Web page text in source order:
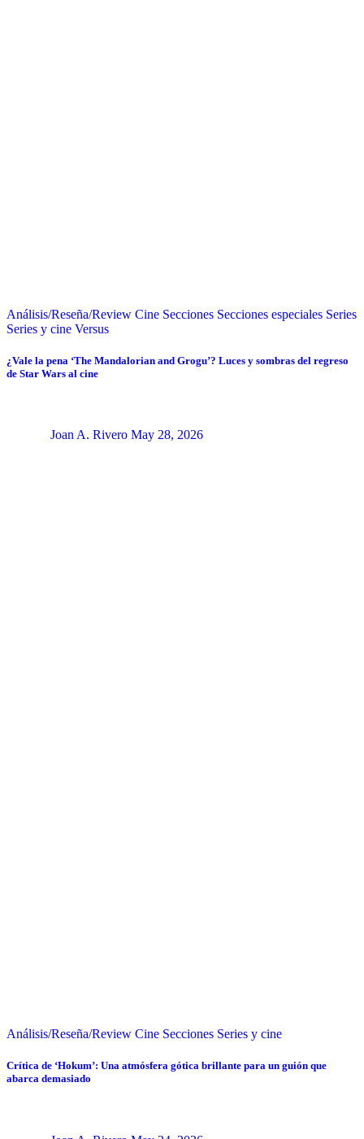
Análisis/Reseña/Review Cine Secciones Secciones especiales Series
Series y cine Versus
¿Vale la pena ‘The Mandalorian and Grogu’? Luces y sombras del regreso
de Star Wars al cine
Joan A. Rivero May 28, 2026
Análisis/Reseña/Review Cine Secciones Series y cine
Crítica de ‘Hokum’: Una atmósfera gótica brillante para un guión que
abarca demasiado